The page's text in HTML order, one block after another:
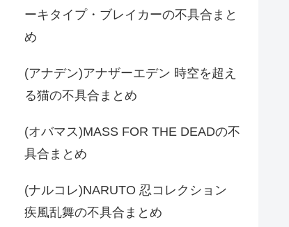
ーキタイプ・ブレイカーの不具合まと
め
(アナデン)アナザーエデン 時空を超え
る猫の不具合まとめ
(オバマス)MASS FOR THE DEADの不
具合まとめ
(ナルコレ)NARUTO 忍コレクション
疾風乱舞の不具合まとめ